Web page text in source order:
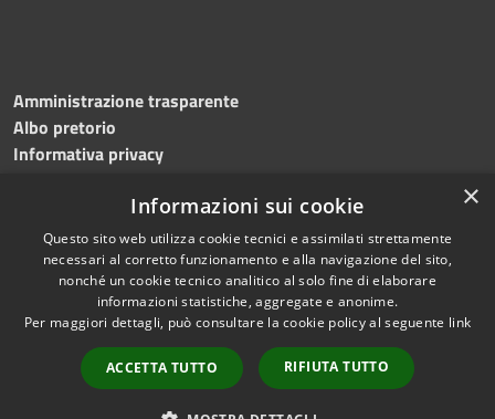
Amministrazione trasparente
Albo pretorio
Informativa privacy
Dichiarazione di accessibilità Meccanismo di feedback
RSS
Accessibilità
Copyright © 2026 • Comune di
Bitonto • Powered by
Municipium•
Accesso
redazione
×
Informazioni sui cookie
Questo sito web utilizza cookie tecnici e assimilati strettamente
necessari al corretto funzionamento e alla navigazione del sito,
nonché un cookie tecnico analitico al solo fine di elaborare
informazioni statistiche, aggregate e anonime.
Per maggiori dettagli, può consultare la cookie policy al seguente link
ACCETTA TUTTO RIFIUTA TUTTO